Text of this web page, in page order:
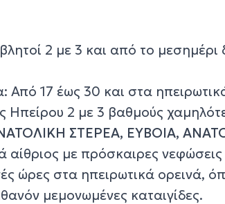
2 με 3 και από το μεσημέρι
Από 17 έως 30 και στα
Ηπείρου 2 με 3 βαθμούς
ΣΤΕΡΕΑ, ΕΥΒΟΙΑ,
αίθριος με πρόσκαιρες
ώρες στα ηπειρωτικά ορεινά,
μεμονωμένες καταιγίδες.